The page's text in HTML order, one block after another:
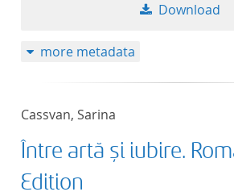
Download
more metadata
Cassvan, Sarina
Între artă și iubire.
Edition